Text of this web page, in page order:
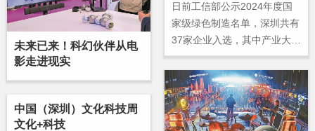
日前工信部公示2024年度国
家级绿色制造名单，深圳共有
37家企业入选，其中产业大区
宝安的“绿色工厂”和“绿色供应
链”企业入选名单数量均位居
全市第一。
未来已来！科幻伙伴从电
影走进现实
中国（深圳）文化科技周
文化+科技